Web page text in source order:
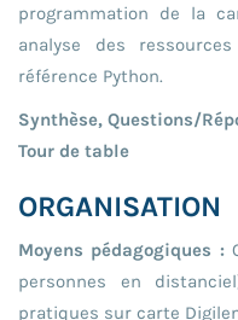
programmation de la
analyse des
référence Python.
Synthèse, Questions/
Tour de table
ORGANISATION
Moyens pédagogiques :
personnes en
pratiques sur carte